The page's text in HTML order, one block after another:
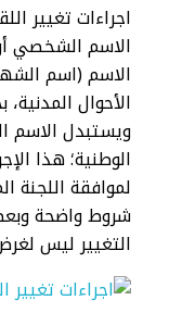
اجراءات تغيير
الاسم الشخصي
الاسم (اسم
الأحوال
ويستبدل الاسم
الوطنية؛ هذا
لموافقة اللجنة
شروط واضحة وبعض
التغيير ليس